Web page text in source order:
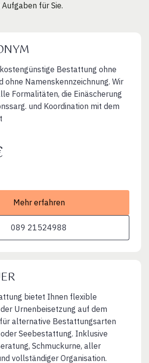
für Sie.
Bestattung ohne
ohne Namenskennzeichnung. Wir
Formalitäten, die Einäscherung
und Koordination mit dem
Mehr erfahren
089 21524988
bietet Ihnen flexible
Urnenbeisetzung auf dem
alternative Bestattungsarten
Seebestattung. Inklusive
Schmuckurne, aller
vollständiger Organisation.